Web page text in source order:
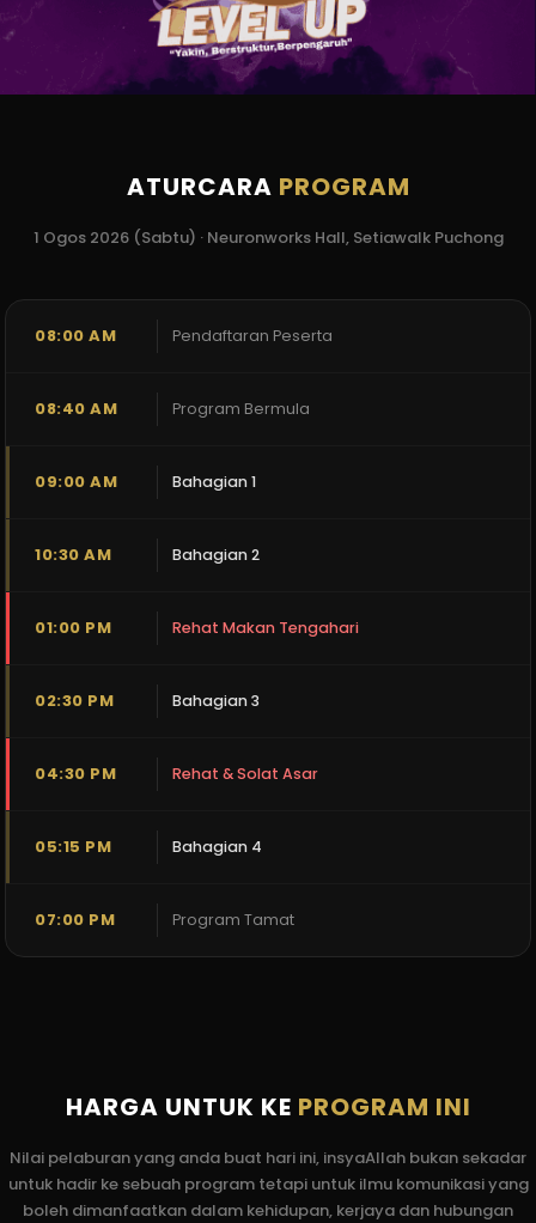
ATURCARA PROGRAM
1 Ogos 2026 (Sabtu) · Neuronworks Hall, Setiawalk Puchong
08:00 AM Pendaftaran Peserta
08:40 AM Program Bermula
09:00 AM Bahagian 1
10:30 AM Bahagian 2
01:00 PM Rehat Makan Tengahari
02:30 PM Bahagian 3
04:30 PM Rehat & Solat Asar
05:15 PM Bahagian 4
07:00 PM Program Tamat
HARGA UNTUK KE PROGRAM INI
Nilai pelaburan yang anda buat hari ini, insyaAllah bukan sekadar
untuk hadir ke sebuah program tetapi untuk ilmu komunikasi yang
boleh dimanfaatkan dalam kehidupan, kerjaya dan hubungan